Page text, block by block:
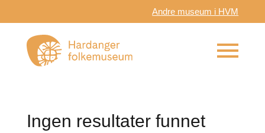
Andre museum i HVM
Ingen resultater funnet